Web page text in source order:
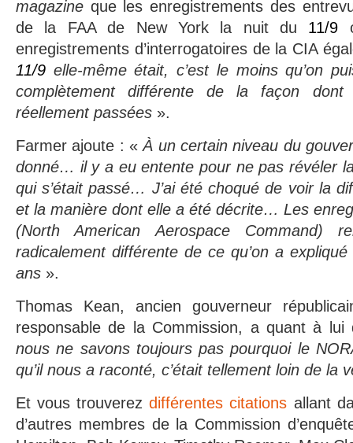
magazine que les enregistrements des
de la FAA de New York la nuit du 11/9
enregistrements d’interrogatoires de la CIA
11/9 elle-mêmeétait, c’est le moins qu’on
complètement différente de la façon
réellement passées ».
Farmer ajoute : «À un certain niveau du
donné… il y a eu entente pour ne pas révéler
qui s’était passé… J’ai été choqué de voir la
et la manière dont elle a été décrite… Les
(North American Aerospace Command)
radicalement différente de ce qu’on a expliqué
ans ».
Thomas Kean, ancien gouverneur
responsable de la Commission, a quant à
nous ne savons toujours pas pourquoi le
qu’il nous a raconté, c’était tellement loin de la
Et vous trouverezdifférentes citations allant
d’autres membres de la Commission